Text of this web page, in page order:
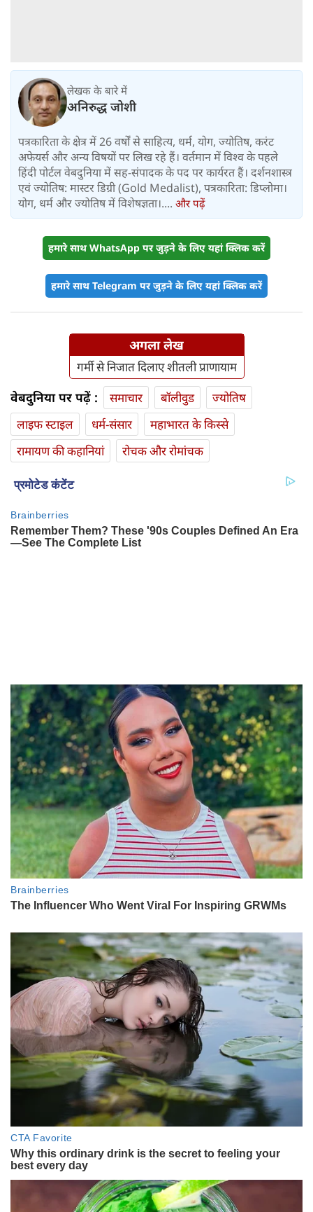
लेखक के बारे में
अनिरुद्ध जोशी
पत्रकारिता के क्षेत्र में 26 वर्षों से साहित्य, धर्म, योग, ज्योतिष, करंट
अफेयर्स और अन्य विषयों पर लिख रहे हैं। वर्तमान में विश्‍व के पहले
हिंदी पोर्टल वेबदुनिया में सह-संपादक के पद पर कार्यरत हैं। दर्शनशास्त्र
एवं ज्योतिष: मास्टर डिग्री (Gold Medalist), पत्रकारिता: डिप्लोमा।
योग, धर्म और ज्योतिष में विशेषज्ञता।.... और पढ़ें
हमारे साथ WhatsApp पर जुड़ने के लिए यहां क्लिक करें
हमारे साथ Telegram पर जुड़ने के लिए यहां क्लिक करें
अगला लेख
गर्मी से निजात दिलाए शीतली प्राणायाम
वेबदुनिया पर पढ़ें : समाचार बॉलीवुड
ज्योतिष
लाइफ स्‍टाइल
धर्म-संसार
महाभारत के किस्से
रामायण की कहानियां
रोचक और रोमांचक